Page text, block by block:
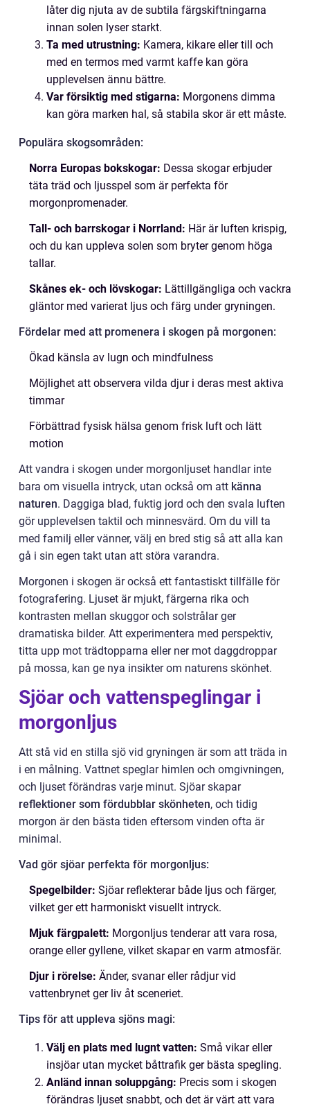
låter dig njuta av de subtila färgskiftningarna
innan solen lyser starkt.
Ta med utrustning: Kamera, kikare eller till och
med en termos med varmt kaffe kan göra
upplevelsen ännu bättre.
Var försiktig med stigarna: Morgonens dimma
kan göra marken hal, så stabila skor är ett måste.
Populära skogsområden:
Norra Europas bokskogar: Dessa skogar erbjuder
täta träd och ljusspel som är perfekta för
morgonpromenader.
Tall- och barrskogar i Norrland: Här är luften krispig,
och du kan uppleva solen som bryter genom höga
tallar.
Skånes ek- och lövskogar: Lättillgängliga och vackra
gläntor med varierat ljus och färg under gryningen.
Fördelar med att promenera i skogen på morgonen:
Ökad känsla av lugn och mindfulness
Möjlighet att observera vilda djur i deras mest aktiva
timmar
Förbättrad fysisk hälsa genom frisk luft och lätt
motion
Att vandra i skogen under morgonljuset handlar inte
bara om visuella intryck, utan också om att känna
naturen. Daggiga blad, fuktig jord och den svala luften
gör upplevelsen taktil och minnesvärd. Om du vill ta
med familj eller vänner, välj en bred stig så att alla kan
gå i sin egen takt utan att störa varandra.
Morgonen i skogen är också ett fantastiskt tillfälle för
fotografering. Ljuset är mjukt, färgerna rika och
kontrasten mellan skuggor och solstrålar ger
dramatiska bilder. Att experimentera med perspektiv,
titta upp mot trädtopparna eller ner mot daggdroppar
på mossa, kan ge nya insikter om naturens skönhet.
Sjöar och vattenspeglingar i
morgonljus
Att stå vid en stilla sjö vid gryningen är som att träda in
i en målning. Vattnet speglar himlen och omgivningen,
och ljuset förändras varje minut. Sjöar skapar
reflektioner som fördubblar skönheten, och tidig
morgon är den bästa tiden eftersom vinden ofta är
minimal.
Vad gör sjöar perfekta för morgonljus:
Spegelbilder: Sjöar reflekterar både ljus och färger,
vilket ger ett harmoniskt visuellt intryck.
Mjuk färgpalett: Morgonljus tenderar att vara rosa,
orange eller gyllene, vilket skapar en varm atmosfär.
Djur i rörelse: Änder, svanar eller rådjur vid
vattenbrynet ger liv åt sceneriet.
Tips för att uppleva sjöns magi:
Välj en plats med lugnt vatten: Små vikar eller
insjöar utan mycket båttrafik ger bästa spegling.
Anländ innan soluppgång: Precis som i skogen
förändras ljuset snabbt, och det är värt att vara